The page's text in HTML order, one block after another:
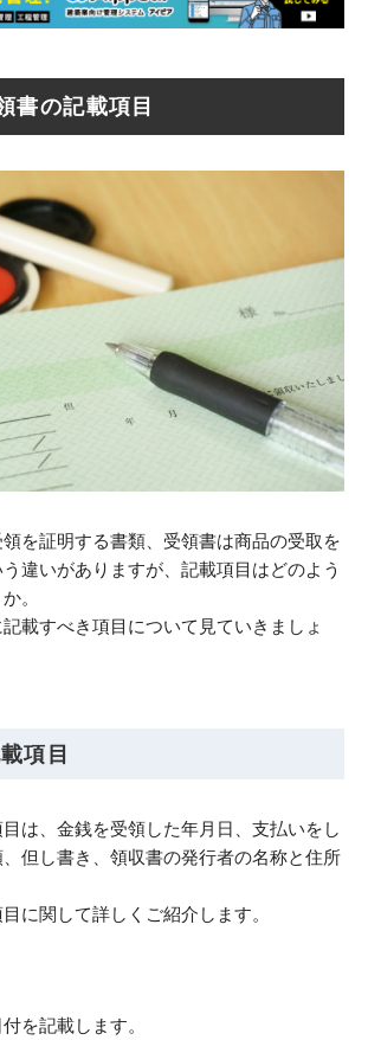
書の記載項目
を証明する書類、受領書は商品の受取を
違いがありますが、記載項目はどのよう
。
載すべき項目について見ていきましょ
項目
は、金銭を受領した年月日、支払いをし
但し書き、領収書の発行者の名称と住所
に関して詳しくご紹介します。
を記載します。